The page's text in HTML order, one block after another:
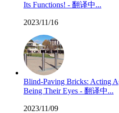
Its Functions! - 翻译中...
2023/11/16
Blind-Paving Bricks: Acting
Being Their Eyes - 翻译中...
2023/11/09